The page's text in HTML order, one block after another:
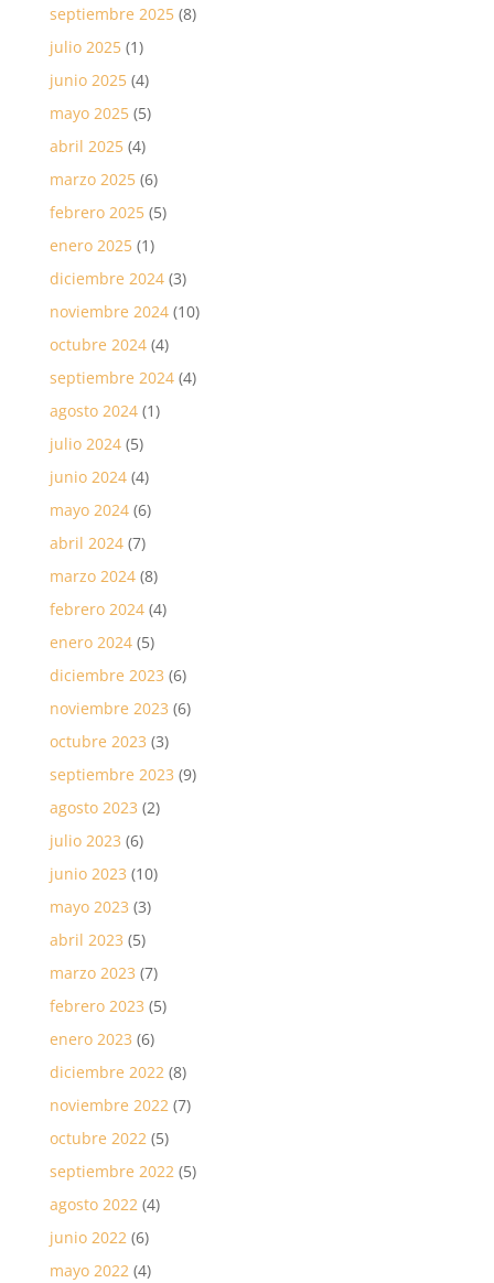
septiembre 2025(8)
julio 2025(1)
junio 2025(4)
mayo 2025(5)
abril 2025(4)
marzo 2025(6)
febrero 2025(5)
enero 2025(1)
diciembre 2024(3)
noviembre 2024(10)
octubre 2024(4)
septiembre 2024(4)
agosto 2024(1)
julio 2024(5)
junio 2024(4)
mayo 2024(6)
abril 2024(7)
marzo 2024(8)
febrero 2024(4)
enero 2024(5)
diciembre 2023 (6)
noviembre 2023 (6)
octubre 2023 (3)
septiembre 2023 (9)
agosto 2023 (2)
julio 2023 (6)
junio 2023 (10)
mayo 2023 (3)
abril 2023 (5)
marzo 2023 (7)
febrero 2023 (5)
enero 2023 (6)
diciembre 2022(8)
noviembre 2022(7)
octubre 2022(5)
septiembre 2022(5)
agosto 2022(4)
junio 2022(6)
mayo 2022(4)